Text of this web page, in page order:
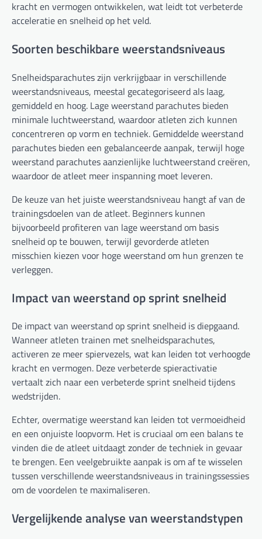
kracht en vermogen ontwikkelen, wat leidt tot verbeterde
acceleratie en snelheid op het veld.
Soorten beschikbare weerstandsniveaus
Snelheidsparachutes zijn verkrijgbaar in verschillende
weerstandsniveaus, meestal gecategoriseerd als laag,
gemiddeld en hoog. Lage weerstand parachutes bieden
minimale luchtweerstand, waardoor atleten zich kunnen
concentreren op vorm en techniek. Gemiddelde weerstand
parachutes bieden een gebalanceerde aanpak, terwijl hoge
weerstand parachutes aanzienlijke luchtweerstand creëren,
waardoor de atleet meer inspanning moet leveren.
De keuze van het juiste weerstandsniveau hangt af van de
trainingsdoelen van de atleet. Beginners kunnen
bijvoorbeeld profiteren van lage weerstand om basis
snelheid op te bouwen, terwijl gevorderde atleten
misschien kiezen voor hoge weerstand om hun grenzen te
verleggen.
Impact van weerstand op sprint snelheid
De impact van weerstand op sprint snelheid is diepgaand.
Wanneer atleten trainen met snelheidsparachutes,
activeren ze meer spiervezels, wat kan leiden tot verhoogde
kracht en vermogen. Deze verbeterde spieractivatie
vertaalt zich naar een verbeterde sprint snelheid tijdens
wedstrijden.
Echter, overmatige weerstand kan leiden tot vermoeidheid
en een onjuiste loopvorm. Het is cruciaal om een balans te
vinden die de atleet uitdaagt zonder de techniek in gevaar
te brengen. Een veelgebruikte aanpak is om af te wisselen
tussen verschillende weerstandsniveaus in trainingssessies
om de voordelen te maximaliseren.
Vergelijkende analyse van weerstandstypen